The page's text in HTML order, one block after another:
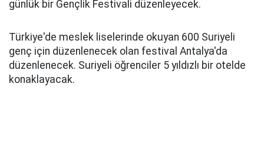
günlük bir Gençlik Festivali düzenleyecek.
Türkiye'de meslek liselerinde okuyan 600 Suriyeli
genç için düzenlenecek olan festival Antalya'da
düzenlenecek. Suriyeli öğrenciler 5 yıldızlı bir otelde
konaklayacak.